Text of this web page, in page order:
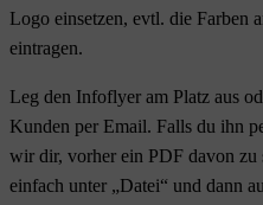
Logo einsetzen, evtl. die Farben
eintragen.
Leg den Infoflyer am Platz aus
Kunden per Email. Falls du ihn
wir dir, vorher ein PDF davon zu
einfach unter „Datei“ und dann